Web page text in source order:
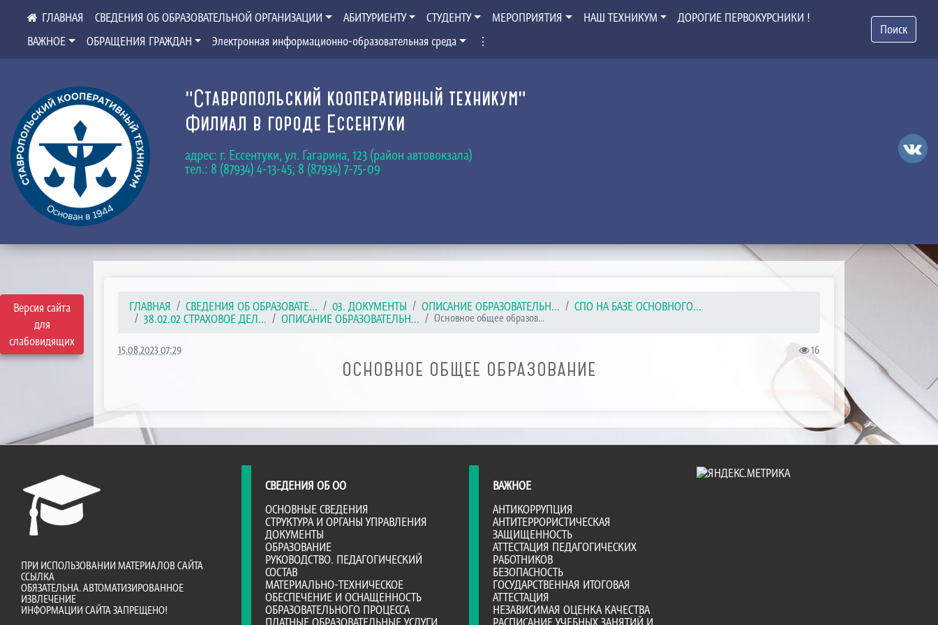
Версия сайта
для
слабовидящих
"Ставропольский кооперативный техникум"
Филиал в городе Ессентуки
адрес: г. Ессентуки, ул. Гагарина, 123 (район автовокзала)
тел.: 8 (87934) 4-13-45; 8 (87934) 7-75-09
СВЕДЕНИЯ ОБ ОБРАЗОВАТЕЛЬНОЙ ОРГАНИЗАЦИИ АБИТУРИЕНТУ СТУДЕНТУ МЕРОПРИЯТИЯ НАШ ТЕХНИКУМ
ДОРОГИЕ ПЕРВОКУРСНИКИ !
ВАЖНОЕ
ОБРАЩЕНИЯ ГРАЖДАН Электронная информационно-образовательная среда ⋮
Поиск
ГЛАВНАЯ СВЕДЕНИЯ ОБ ОБРАЗОВАТЕ... 03. ДОКУМЕНТЫ ОПИСАНИЕ ОБРАЗОВАТЕЛЬН...
СПО НА БАЗЕ ОСНОВНОГО...
38.02.02 СТРАХОВОЕ ДЕЛ...
ОПИСАНИЕ ОБРАЗОВАТЕЛЬН... Основное общее образов...
15.08.2023 07:29 16
ОСНОВНОЕ ОБЩЕЕ ОБРАЗОВАНИЕ
ПРИ ИСПОЛЬЗОВАНИИ МАТЕРИАЛОВ САЙТА
ССЫЛКА
ОБЯЗАТЕЛЬНА. АВТОМАТИЗИРОВАННОЕ
ИЗВЛЕЧЕНИЕ
ИНФОРМАЦИИ САЙТА ЗАПРЕЩЕНО!
СВЕДЕНИЯ ОБ ОО
ОСНОВНЫЕ СВЕДЕНИЯ
СТРУКТУРА И ОРГАНЫ УПРАВЛЕНИЯ
ДОКУМЕНТЫ
ОБРАЗОВАНИЕ
РУКОВОДСТВО. ПЕДАГОГИЧЕСКИЙ
СОСТАВ
МАТЕРИАЛЬНО-ТЕХНИЧЕСКОЕ
ОБЕСПЕЧЕНИЕ И ОСНАЩЕННОСТЬ
ОБРАЗОВАТЕЛЬНОГО ПРОЦЕССА
ВАЖНОЕ
АНТИКОРРУПЦИЯ
АНТИТЕРРОРИСТИЧЕСКАЯ
ЗАЩИЩЕННОСТЬ
АТТЕСТАЦИЯ ПЕДАГОГИЧЕСКИХ
РАБОТНИКОВ
БЕЗОПАСНОСТЬ
ГОСУДАРСТВЕННАЯ ИТОГОВАЯ
АТТЕСТАЦИЯ
НЕЗАВИСИМАЯ ОЦЕНКА КАЧЕСТВА